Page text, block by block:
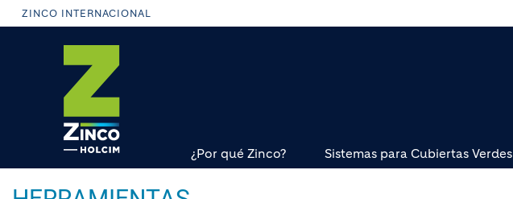
Pasar
al
ZINCO INTERNACIONAL
¿Por qué Zinco? Sistemas para Cubiertas Verdes